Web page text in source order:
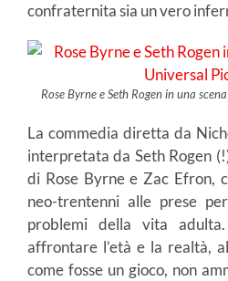
confraternita sia un vero
Rose Byrne e Seth Rogen in una
La commedia diretta da
interpretata da Seth Rogen
di Rose Byrne e Zac Efron,
neo-trentenni alle prese
problemi della vita
affrontare l’età e la realtà,
come fosse un gioco, non